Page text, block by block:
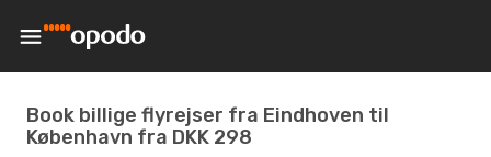
Book billige flyrejser fra Eindhoven til
København fra DKK 298